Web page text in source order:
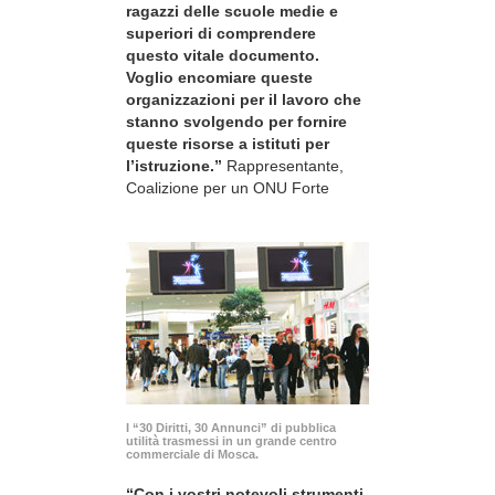
ragazzi delle scuole medie e
superiori di comprendere
questo vitale documento.
Voglio encomiare queste
organizzazioni per il lavoro che
stanno svolgendo per fornire
queste risorse a istituti per
l’istruzione.” Rappresentante,
Coalizione per un ONU Forte
I “30 Diritti, 30 Annunci” di pubblica
utilità trasmessi in un grande centro
commerciale di Mosca.